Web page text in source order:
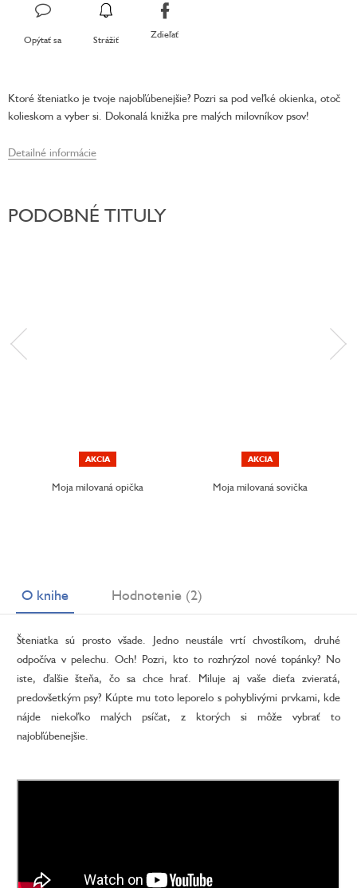
Opýtať sa Strážiť Zdieľať
Ktoré šteniatko je tvoje najobľúbenejšie? Pozri sa pod veľké okienka, otoč
kolieskom a vyber si. Dokonalá knižka pre malých milovníkov psov!
Detailné informácie
PODOBNÉ TITULY
AKCIA
Moja milovaná opička
AKCIA
Moja milovaná sovička
O knihe Hodnotenie (2)
Šteniatka sú prosto všade. Jedno neustále vrtí chvostíkom, druhé
odpočíva v pelechu. Och! Pozri, kto to rozhrýzol nové topánky? No
iste, ďalšie šteňa, čo sa chce hrať. Miluje aj vaše dieťa zvieratá,
predovšetkým psy? Kúpte mu toto leporelo s pohyblivými prvkami, kde
nájde niekoľko malých psíčat, z ktorých si môže vybrať to
najobľúbenejšie.